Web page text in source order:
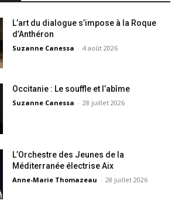
L’art du dialogue s’impose à la Roque
d’Anthéron
Suzanne Canessa - 4 août 2026
Occitanie : Le souffle et l’abîme
Suzanne Canessa - 28 juillet 2026
L’Orchestre des Jeunes de la
Méditerranée électrise Aix
Anne-Marie Thomazeau - 28 juillet 2026